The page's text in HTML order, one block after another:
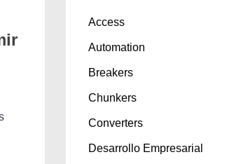
Access
Automation
Breakers
Chunkers
Converters
Desarrollo Empresarial